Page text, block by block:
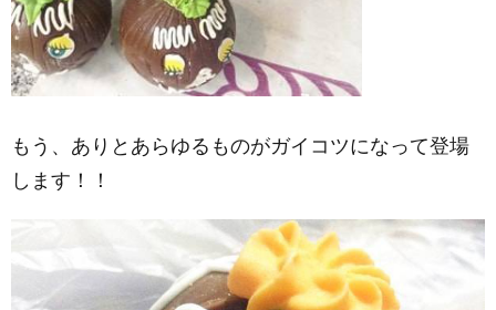
もう、ありとあらゆるものがガイコツになって登場
します！！